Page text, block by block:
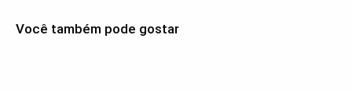
Você também pode gostar